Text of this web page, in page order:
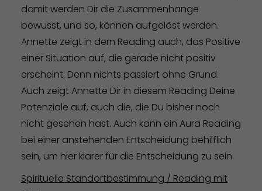
damit werden Dir die Zusammenhänge
bewusst, und so, können aufgelöst werden.
Annette zeigt in dem Reading auch, das Positive
einer Situation auf, die gerade nicht positiv
erscheint. Denn nichts passiert ohne Grund.
Auch zeigt Annette Dir in diesem Reading Deine
Potenziale auf, auch die, die Du bisher noch
nicht gesehen hast. Auch kann ein Aura Reading
bei einer anstehenden Entscheidung behilflich
sein, um hier klarer für die Entscheidung zu sein.
Spirituelle Standortbestimmung / Reading mit